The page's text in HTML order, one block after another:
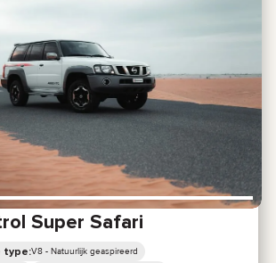
Super Safari
type:V8 - Natuurlijk geaspireerd